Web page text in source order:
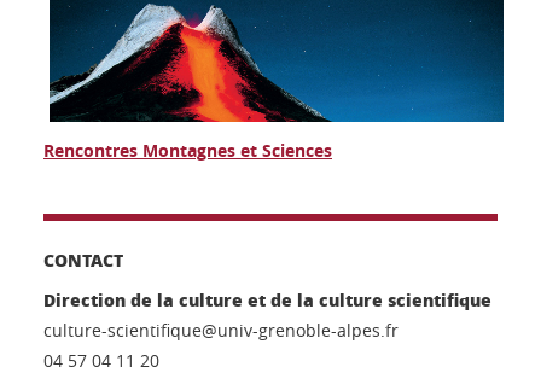
Rencontres Montagnes et Sciences
CONTACT
Direction de la culture et de la culture scientifique
culture-scientifique@univ-grenoble-alpes.fr
04 57 04 11 20